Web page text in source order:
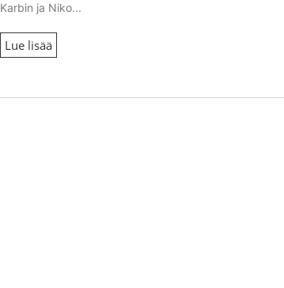
Karbin ja Niko...
Lue lisää